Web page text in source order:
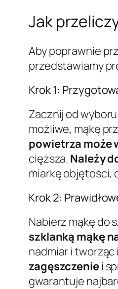
Jak
Aby poprawnie
przedstawiamy
Krok 1:
Zacznij od
możliwe, mąkę
powietrza może
cięższa. Należy
miarkę objętości,
Krok 2:
Nabierz mąkę do
szklanką mąkę
nadmiar i
zagęszczeniei
gwarantuje